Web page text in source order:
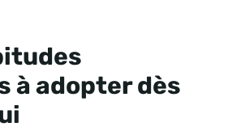
à adopter dès